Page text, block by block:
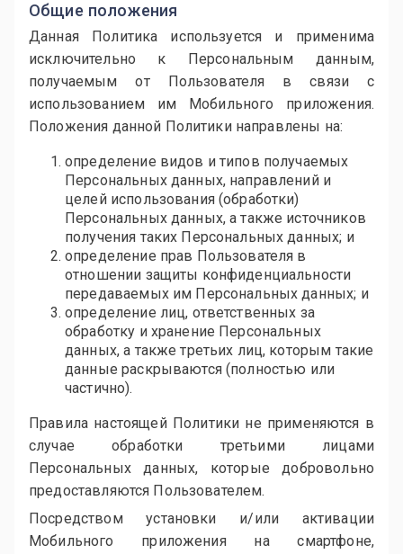
Общие положения
Данная Политика используется и применима
исключительно к Персональным данным,
получаемым от Пользователя в связи с
использованием им Мобильного приложения.
Положения данной Политики направлены на:
определение видов и типов получаемых
Персональных данных, направлений и
целей использования (обработки)
Персональных данных, а также источников
получения таких Персональных данных; и
определение прав Пользователя в
отношении защиты конфиденциальности
передаваемых им Персональных данных; и
определение лиц, ответственных за
обработку и хранение Персональных
данных, а также третьих лиц, которым такие
данные раскрываются (полностью или
частично).
Правила настоящей Политики не применяются в
случае обработки третьими лицами
Персональных данных, которые добровольно
предоставляются Пользователем.
Посредством установки и/или активации
Мобильного приложения на смартфоне,